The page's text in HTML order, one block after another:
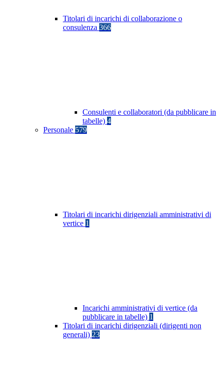
Titolari di incarichi di collaborazione o
consulenza 366
Consulenti e collaboratori (da pubblicare in
tabelle) 4
Personale 579
Titolari di incarichi dirigenziali amministrativi di
vertice 1
Incarichi amministrativi di vertice (da
pubblicare in tabelle) 1
Titolari di incarichi dirigenziali (dirigenti non
generali) 23